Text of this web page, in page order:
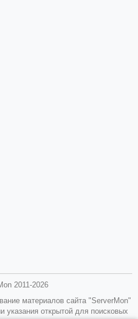
2011-2026
материалов сайта "ServerMon"
указания открытой для поисковых